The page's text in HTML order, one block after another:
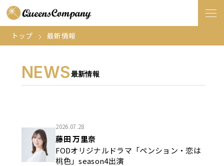
トップ 最新情報
NEWS最新情報
2026.07.28
藤田 万里奈
FODオリジナルドラマ「ペンション・恋は
桃色」season4出演